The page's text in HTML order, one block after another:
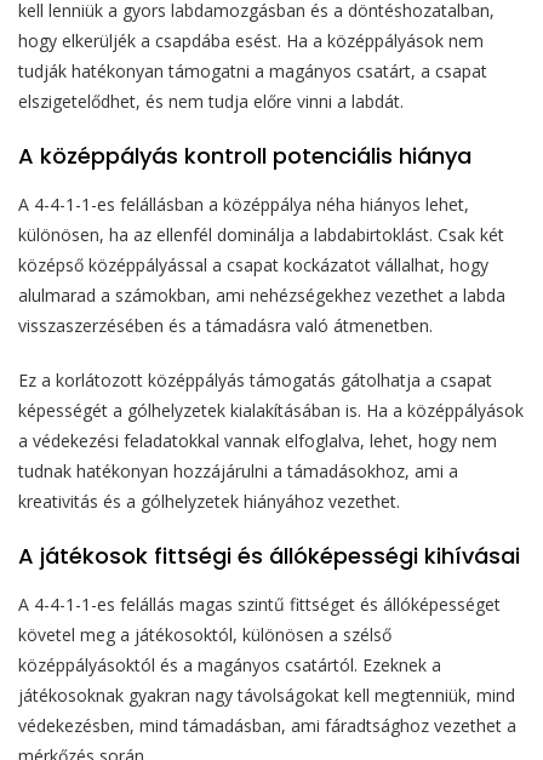
kell lenniük a gyors labdamozgásban és a döntéshozatalban,
hogy elkerüljék a csapdába esést. Ha a középpályások nem
tudják hatékonyan támogatni a magányos csatárt, a csapat
elszigetelődhet, és nem tudja előre vinni a labdát.
A középpályás kontroll potenciális hiánya
A 4-4-1-1-es felállásban a középpálya néha hiányos lehet,
különösen, ha az ellenfél dominálja a labdabirtoklást. Csak két
középső középpályással a csapat kockázatot vállalhat, hogy
alulmarad a számokban, ami nehézségekhez vezethet a labda
visszaszerzésében és a támadásra való átmenetben.
Ez a korlátozott középpályás támogatás gátolhatja a csapat
képességét a gólhelyzetek kialakításában is. Ha a középpályások
a védekezési feladatokkal vannak elfoglalva, lehet, hogy nem
tudnak hatékonyan hozzájárulni a támadásokhoz, ami a
kreativitás és a gólhelyzetek hiányához vezethet.
A játékosok fittségi és állóképességi kihívásai
A 4-4-1-1-es felállás magas szintű fittséget és állóképességet
követel meg a játékosoktól, különösen a szélső
középpályásoktól és a magányos csatártól. Ezeknek a
játékosoknak gyakran nagy távolságokat kell megtenniük, mind
védekezésben, mind támadásban, ami fáradtsághoz vezethet a